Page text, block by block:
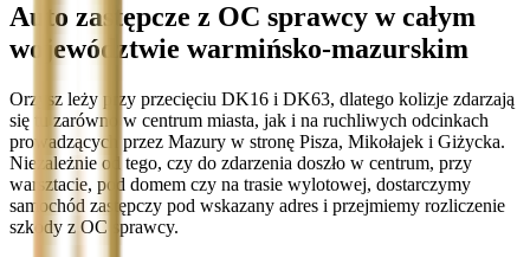
Auto zastępcze z OC sprawcy w całym
województwie warmińsko-mazurskim
Orzysz leży przy przecięciu DK16 i DK63, dlatego kolizje zdarzają
się tu zarówno w centrum miasta, jak i na ruchliwych odcinkach
prowadzących przez Mazury w stronę Pisza, Mikołajek i Giżycka.
Niezależnie od tego, czy do zdarzenia doszło w centrum, przy
warsztacie, pod domem czy na trasie wylotowej, dostarczymy
samochód zastępczy pod wskazany adres i przejmiemy rozliczenie
szkody z OC sprawcy.